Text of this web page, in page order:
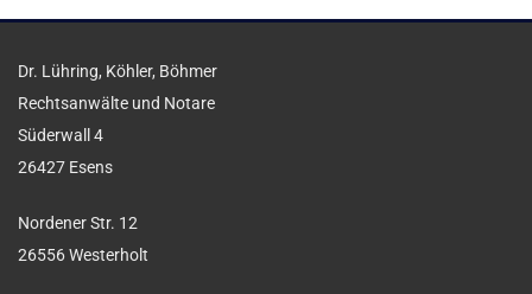
Dr. Lühring, Köhler, Böhmer
Rechtsanwälte und Notare
Süderwall 4
26427 Esens
Nordener Str. 12
26556 Westerholt